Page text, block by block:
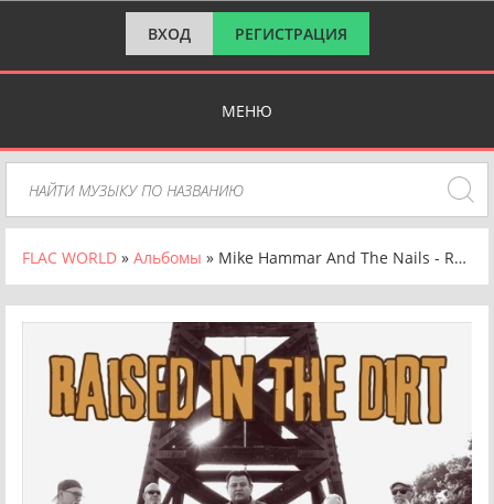
ВХОД РЕГИСТРАЦИЯ
МЕНЮ
FLAC WORLD » Альбомы » Mike Hammar And The Nails - Raised in The Dirt (2024) FLAC